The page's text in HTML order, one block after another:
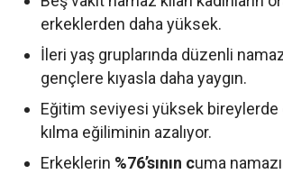
erkeklerden daha yüksek.
İleri yaş gruplarında düzenli
gençlere kıyasla daha yaygın.
Eğitim seviyesi yüksek
kılma eğiliminin azalıyor.
Erkeklerin %76’sının cuma